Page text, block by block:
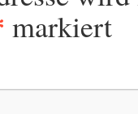
markiert